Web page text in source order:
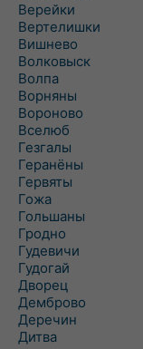
Верейки
Вертелишки
Вишнево
Волковыск
Волпа
Ворняны
Вороново
Вселюб
Гезгалы
Геранёны
Гервяты
Гожа
Гольшаны
Гродно
Гудевичи
Гудогай
Дворец
Демброво
Деречин
Дитва